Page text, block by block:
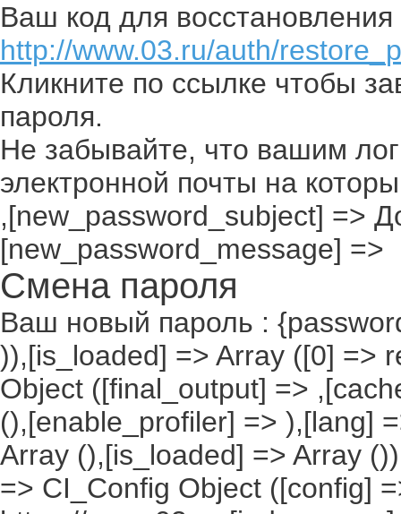
Ваш код для восстановления
http://www.03.ru/auth/
Кликните по ссылке чтобы
пароля.
Не забывайте, что вашим
электронной почты на
,[new_password_subject] =>
[new_password_message] =>
Смена пароля
Ваш новый пароль :
)),[is_loaded] => Array ([0] =>
Object ([final_output] =>
(),[enable_profiler] => ),[lang]
Array (),[is_loaded] => Array
=> CI_Config Object ([config]